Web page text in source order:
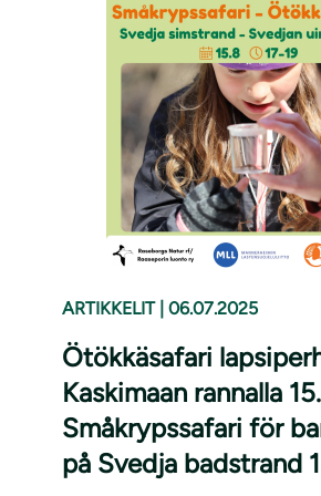
ARTIKKELIT 06.07.2025
Ötökkäsafari
Kaskimaan rannalla
Småkrypssafari för
på Svedja badstrand